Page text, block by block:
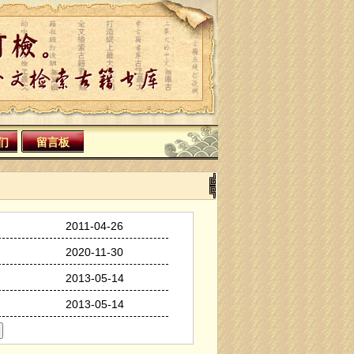
留言板
2011-04-26
2020-11-30
2013-05-14
2013-05-14